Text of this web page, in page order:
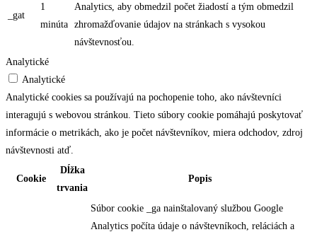
_gat
1
minúta
Analytics, aby obmedzil počet žiadostí a tým obmedzil
zhromažďovanie údajov na stránkach s vysokou
návštevnosťou.
Analytické
Analytické
Analytické cookies sa používajú na pochopenie toho, ako návštevníci
interagujú s webovou stránkou. Tieto súbory cookie pomáhajú poskytovať
informácie o metrikách, ako je počet návštevníkov, miera odchodov, zdroj
návštevnosti atď.
Cookie
Dĺžka
trvania
Popis
Súbor cookie _ga nainštalovaný službou Google
Analytics počíta údaje o návštevníkoch, reláciách a